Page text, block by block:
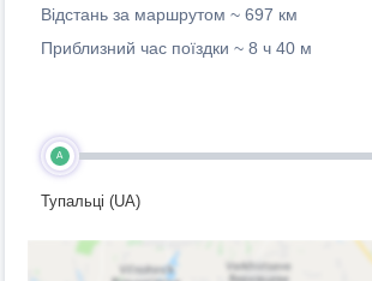
Відстань за маршрутом ~ 697 км
Приблизний час поїздки ~ 8 ч 40 м
A
Тупальці (UA)